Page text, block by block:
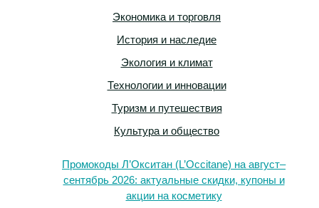
Экономика и торговля
История и наследие
Экология и климат
Технологии и инновации
Туризм и путешествия
Культура и общество
Промокоды Л’Окситан (L’Occitane) на август–
сентябрь 2026: актуальные скидки, купоны и
акции на косметику